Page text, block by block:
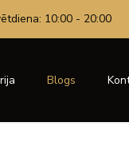
10:00 - 20:00
Blogs